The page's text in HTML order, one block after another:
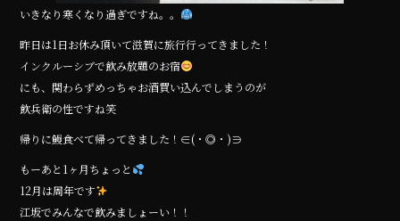
いきなり寒くなり過ぎですね。。
昨日は1日お休み頂いて滋賀に旅行行ってきました！
インクルーシブで飲み放題のお宿
にも、関わらずめっちゃお酒買い込んでしまうのが
飲兵衛の性ですね笑
帰りに鰻食べて帰ってきました！∈(・◎・)∋
もーあと1ヶ月ちょっと
12月は周年です
江坂でみんなで飲みましょーい！！